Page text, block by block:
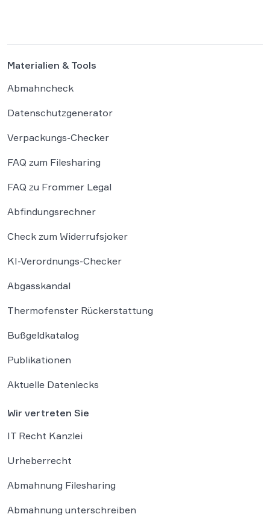
Materialien & Tools
Abmahncheck
Datenschutzgenerator
Verpackungs-Checker
FAQ zum Filesharing
FAQ zu Frommer Legal
Abfindungsrechner
Check zum Widerrufsjoker
KI-Verordnungs-Checker
Abgasskandal
Thermofenster Rückerstattung
Bußgeldkatalog
Publikationen
Aktuelle Datenlecks
Wir vertreten Sie
IT Recht Kanzlei
Urheberrecht
Abmahnung Filesharing
Abmahnung unterschreiben